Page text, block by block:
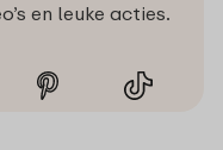
en leuke acties.